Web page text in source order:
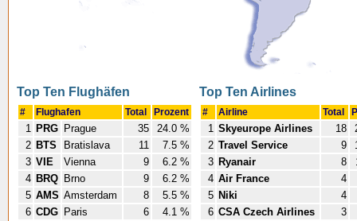
Top Ten Flughäfen
# Flughafen Total Prozent
1 PRG Prague 35
24.0 %
2 BTS Bratislava 11
7.5 %
3 VIE Vienna 9
6.2 %
4 BRQ Brno 9
6.2 %
5 AMS Amsterdam 8
5.5 %
6 CDG Paris 6
4.1 %
Top Ten Airlines
# Airline Total
1 Skyeurope Airlines 18
2 Travel Service 9
3 Ryanair 8
4 Air France
4
5 Niki
4
6 CSA Czech Airlines
3